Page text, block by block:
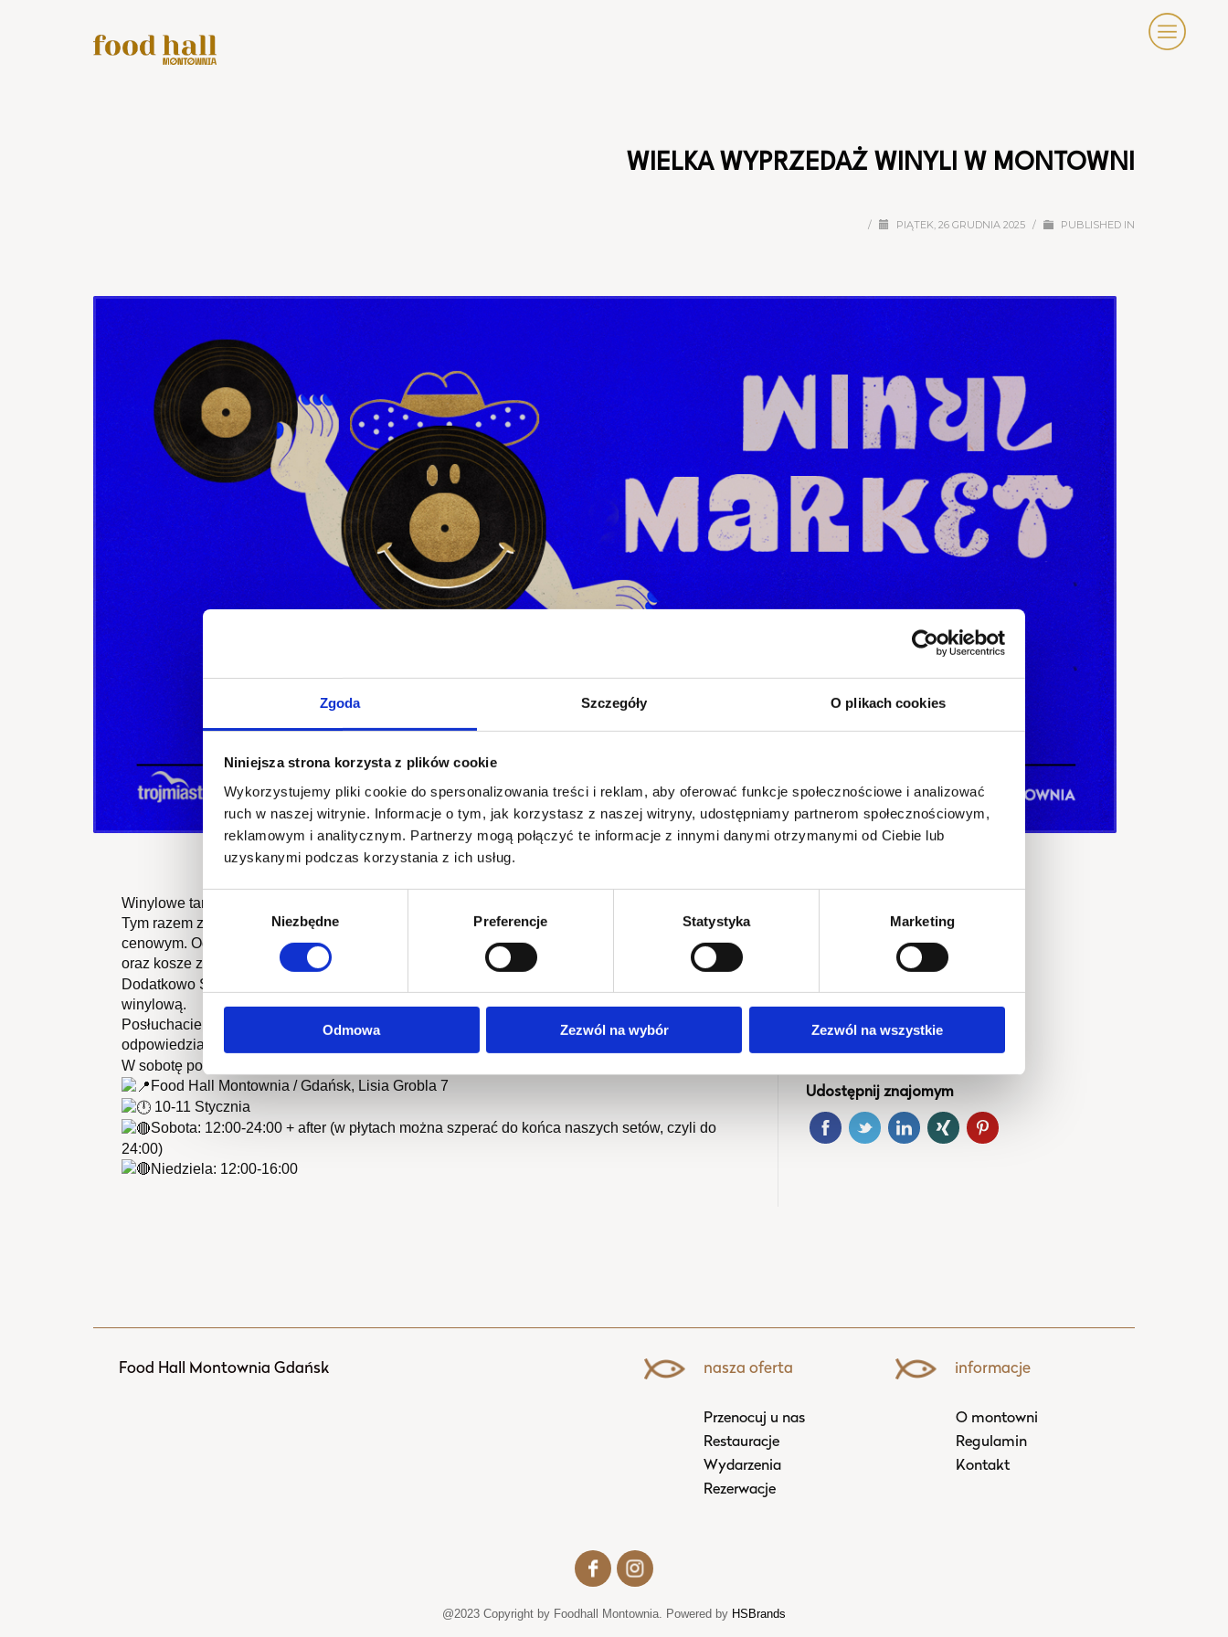
Zgoda Szczegóły O plikach cookies
Niniejsza strona korzysta z plików cookie
Wykorzystujemy pliki cookie do spersonalizowania treści i reklam, aby oferować funkcje społecznościowe i analizować
ruch w naszej witrynie. Informacje o tym, jak korzystasz z naszej witryny, udostępniamy partnerom społecznościowym,
reklamowym i analitycznym. Partnerzy mogą połączyć te informacje z innymi danymi otrzymanymi od Ciebie lub
uzyskanymi podczas korzystania z ich usług.
Wybór
zgody
Niezbędne Preferencje Statystyka Marketing
Odmowa Zezwól na wybór Zezwól na wszystkie
WIELKA WYPRZEDAŻ WINYLI W MONTOWNI
/ PIĄTEK, 26 GRUDNIA 2025 / PUBLISHED IN
Winylowe targi w Foodhall Montownia powoli stają się tradycją.
Tym razem znajdziecie tu szeroki wachlarz płyt winylowych, w różnej stylistyce i przedziale
cenowym. Od starych kolekcjonerskich rarytasów po najnowsze wydawnictwa, przeceny i okazje
oraz kosze z tanią płytą
Dodatkowo Sounds Good zapewnią szeroki wachlarz akcesoriów związanych z tematyką
winylową.
Posłuchacie także dj setów (granych tylko i wyłącznie z czarnych krążków) za które
odpowiedzialny będzie Risky / Winyl Market oraz Pan Tubas / Trzaski
W sobotę po godzinie 18:00 zapraszamy także na after
Food Hall Montownia / Gdańsk, Lisia Grobla 7
10-11 Stycznia
Sobota: 12:00-24:00 + after (w płytach można szperać do końca naszych setów, czyli do
24:00)
Niedziela: 12:00-16:00
Start wydarzenia
do
Foodhall Montownia
Udostępnij znajomym
Food Hall Montownia Gdańsk nasza oferta
Przenocuj u nas
Restauracje
Wydarzenia
Rezerwacje
informacje
O montowni
Regulamin
Kontakt
@2023 Copyright by Foodhall Montownia. Powered by HSBrands